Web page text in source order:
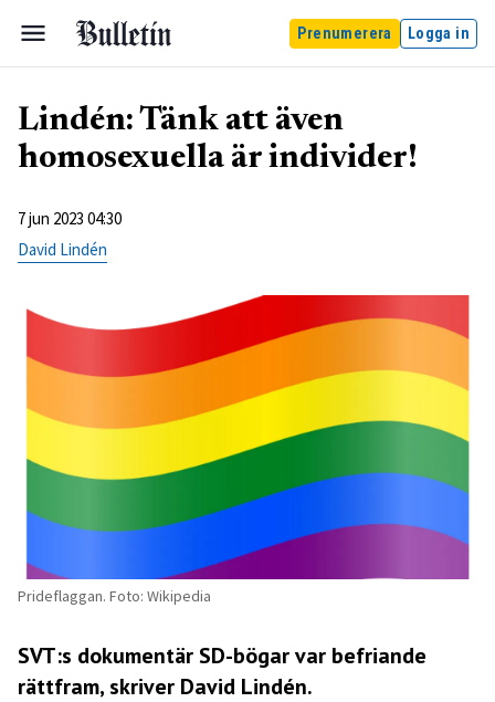
Prenumerera Logga in
Lindén: Tänk att även
homosexuella är individer!
7 jun 2023 04:30
David Lindén
Prideflaggan. Foto: Wikipedia
SVT:s dokumentär SD-bögar var befriande
rättfram, skriver David Lindén.